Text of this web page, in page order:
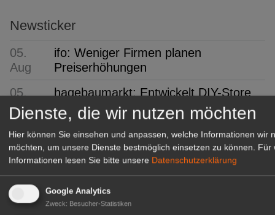
Newsticker
05.
Aug
ifo: Weniger Firmen planen
Preiserhöhungen
05.
Aug
hagebaumarkt: Entwickelt DIY-Store
auf dem PAROOKAVILLE Festival
weiter
05.
Aug
Statistik: Einzelhandelsumsatz im
Juni 2026 niedriger
05.
Aug
Studie: Baumarkt-Branche unter
Druck
Dienste, die wir nutzen möchten
Hier können Sie einsehen und anpassen, welche Informationen wir
möchten, um unsere Dienste bestmöglich einsetzen zu können.
Für
Informationen lesen Sie bitte unsere Datenschutzerklärung
Google Analytics
Zweck: Besucher-Statistiken